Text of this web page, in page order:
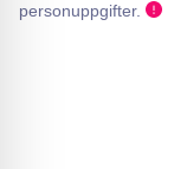
personuppgifter.